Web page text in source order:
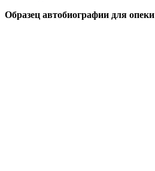
Образец автобиографии для опеки